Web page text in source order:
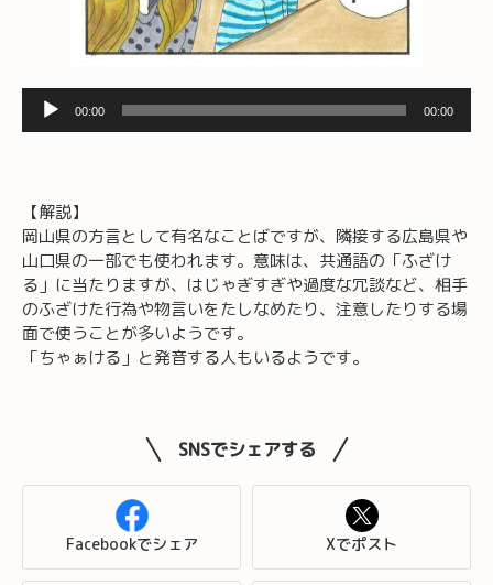
ヤ
ー
00:00 00:00
【解説】
岡山県の方言として有名なことばですが、隣接する広島県や
山口県の一部でも使われます。意味は、共通語の「ふざけ
る」に当たりますが、はじゃぎすぎや過度な冗談など、相手
のふざけた行為や物言いをたしなめたり、注意したりする場
面で使うことが多いようです。
「ちゃぁける」と発音する人もいるようです。
SNSでシェアする
Facebookでシェア Xでポスト